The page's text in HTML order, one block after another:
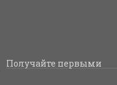
Получайте первыми